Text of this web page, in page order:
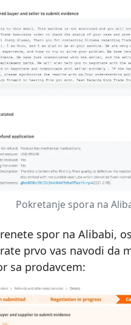
Pokretanje spora na
spor na Alibabi,
prvo vas navodi da
sa prodavcem: